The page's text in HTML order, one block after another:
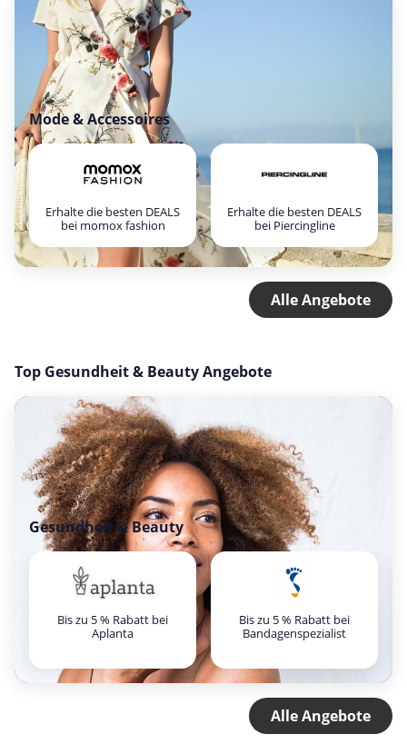
Mode & Accessoires
Erhalte die besten DEALS
bei momox fashion
Erhalte die besten DEALS
bei Piercingline
Alle Angebote
Top Gesundheit & Beauty Angebote
Gesundheit & Beauty
Bis zu 5 % Rabatt bei
Aplanta
Bis zu 5 % Rabatt bei
Bandagenspezialist
Alle Angebote